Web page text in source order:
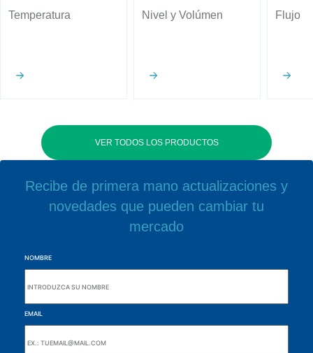
Temperatura Nivel y Volúmen Flujo
VER TODOS LOS PRODUCTOS
Recibe de primera mano actualizaciones y
novedades que pueden cambiar tu
mercado
NOMBRE
EMAIL